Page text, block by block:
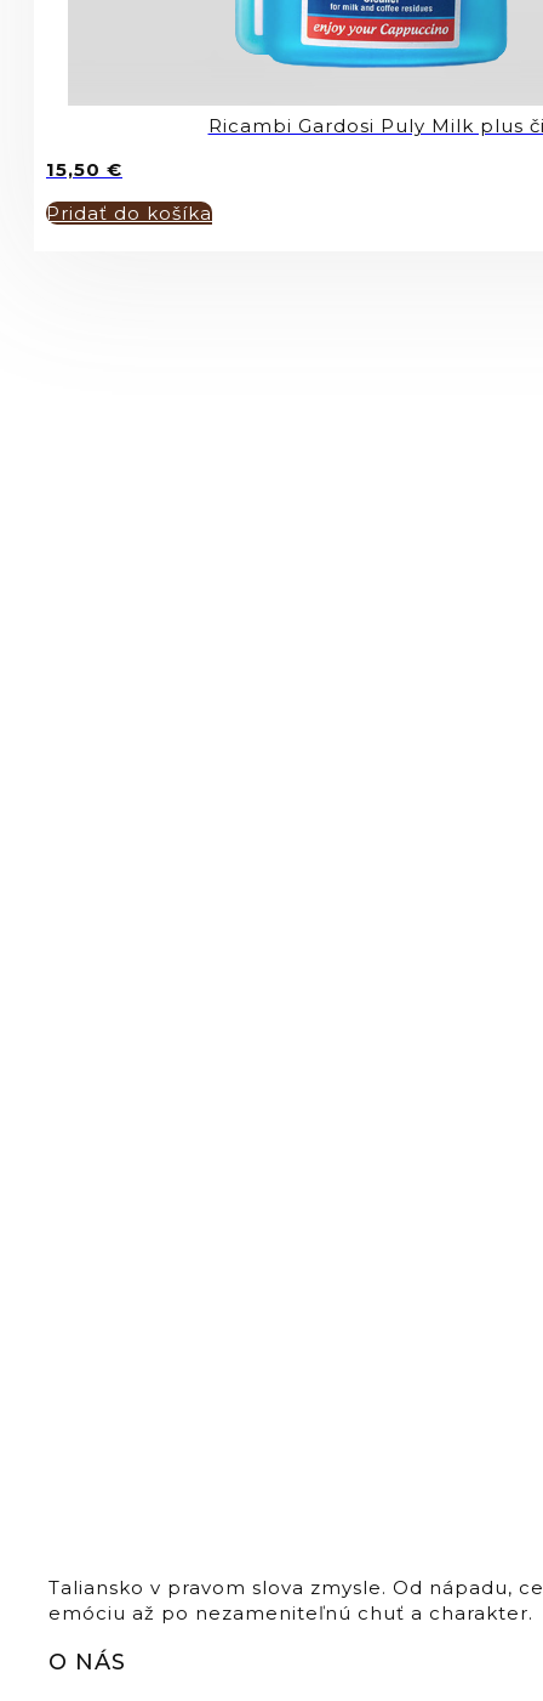
Ricambi Gardosi Puly Milk plus
15,50 €
Pridať do košíka
Taliansko v pravom slova zmysle. Od nápadu,
emóciu až po nezameniteľnú chuť a charakter.
O NÁS